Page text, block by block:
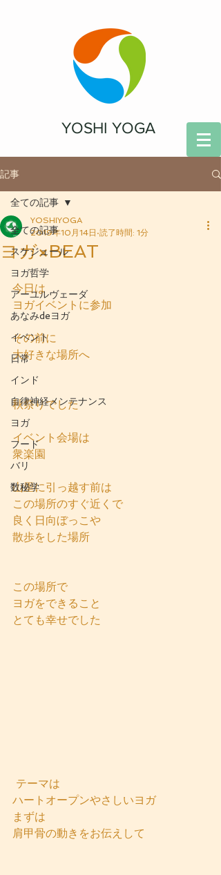
YOSHI YOGA
記事
全ての記事
スケジュール
ヨガ哲学
アーユルヴェーダ
あなみdeヨガ
イベント
日常
インド
自律神経メンテナンス
ヨガ
フード
バリ
数秘学
全ての記事
ヨガ×BEAT
YOSHIYOGA
2019年10月14日 読了時間: 1分
今日は
ヨガイベントに参加
その前に
大好きな場所へ
秋祭りでした
イベント会場は
衆楽園
山里に引っ越す前は
この場所のすぐ近くで
良く日向ぼっこや
散歩をした場所
この場所で
ヨガをできること
とても幸せでした
テーマは
ハートオープンやさしいヨガ
まずは
肩甲骨の動きをお伝えして